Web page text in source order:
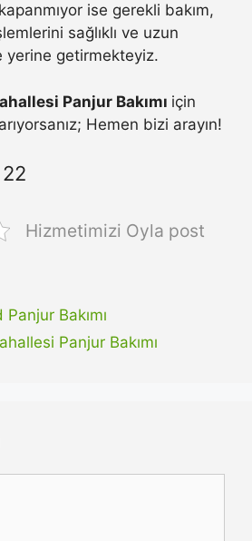
ise gerekli bakım,
sağlıklı ve uzun
yerine getirmekteyiz.
Panjur Bakımı için
Hemen bizi arayın!
Hizmetimizi Oyla post
Bakımı
Panjur Bakımı